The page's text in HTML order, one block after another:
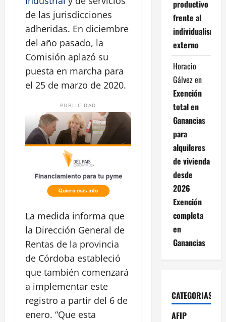
de las jurisdicciones
adheridas. En diciembre
del año pasado, la
Comisión aplazó su
puesta en marcha para
el 25 de marzo de 2020.
PUBLICIDAD
La medida informa que
la Dirección General de
Rentas de la provincia
de Córdoba estableció
que también comenzará
a implementar este
registro a partir del 6 de
enero. “Que esta
productivo
frente al
individualismo
externo
Horacio
Gálvezen
Exención
total en
Ganancias
para
alquileres
de vivienda
desde
2026
Exención
completa
en
Ganancias
CATEGORIAS
AFIP